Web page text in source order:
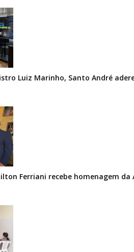
Luiz Marinho, Santo André
Ferriani recebe homenagem da